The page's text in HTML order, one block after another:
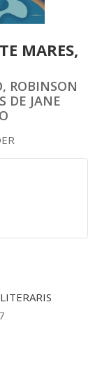
MARES,
ROBINSON
DE JANE